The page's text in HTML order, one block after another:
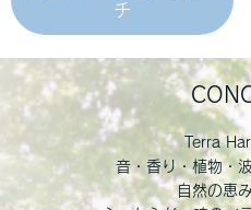
チ
Terra
音・香り・植物・
自然の恵